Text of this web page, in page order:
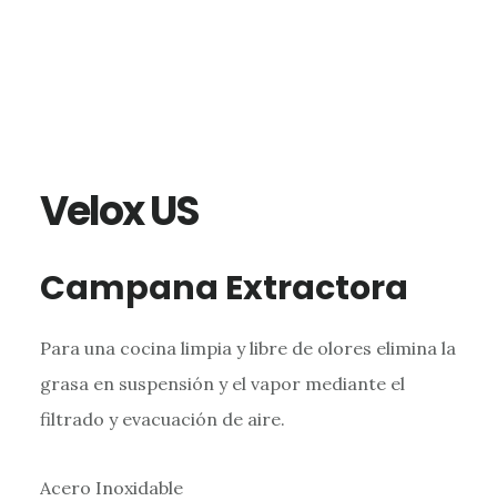
Velox US
Campana Extractora
Para una cocina limpia y libre de olores elimina la
grasa en suspensión y el vapor mediante el
filtrado y evacuación de aire.
Acero Inoxidable